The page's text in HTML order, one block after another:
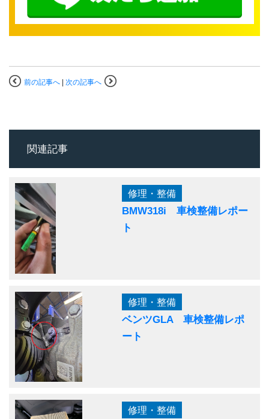
前の記事へ 次の記事へ
関連記事
修理・整備
BMW318i 車検整備レポー
ト
修理・整備
ベンツGLA 車検整備レポ
ート
修理・整備